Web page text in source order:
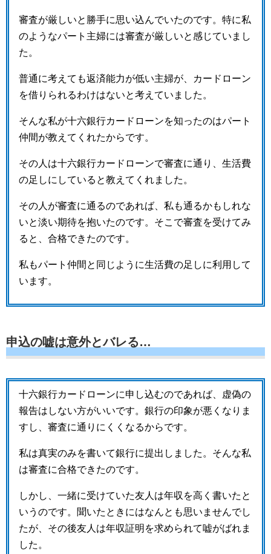
審査が厳しいと勝手に思い込んでいたのです。特に私
のようなパート主婦には審査が厳しいと感じていまし
た。
普通に考えても返済能力が低い主婦が、カードローン
を借りられるわけはないと考えていました。
そんな私が十六銀行カードローンを知ったのはパート
仲間が教えてくれたからです。
その人は十六銀行カードローンで審査に通り、生活費
の足しにしていると教えてくれました。
その人が審査に通るのであれば、私も通るかもしれな
いと淡い期待を抱いたのです。そこで審査を受けてみ
ると、合格できたのです。
私もパート仲間と同じように生活費の足しに利用して
います。
申込の嘘は意外とバレる…
十六銀行カードローンに申し込むのであれば、虚偽の
報告はしない方がいいです。銀行の印象が悪くなりま
すし、審査に通りにくくなるからです。
私は真実のみを書いて銀行に提出しました。そんな私
は審査に合格できたのです。
しかし、一緒に受けていた友人は年収を高く書いたと
いうのです。聞いたときにはなんとも思いませんでし
たが、その後友人は年収証明を求められて嘘がばれま
した。